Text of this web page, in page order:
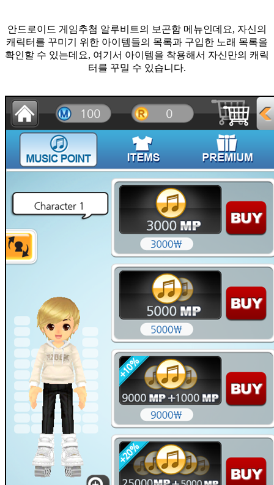
안드로이드 게임추첨 알루비트의 보곤함 메뉴인데요, 자신의
캐릭터를 꾸미기 위한 아이템들의 목록과 구입한 노래 목록을
확인할 수 있는데요, 여기서 아이템을 착용해서 자신만의 캐릭
터를 꾸밀 수 있습니다.